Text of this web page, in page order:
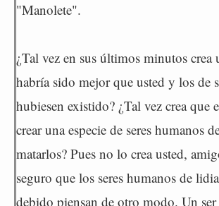
"Manolete".
¿Tal vez en sus últimos minutos crea
habría sido mejor que usted y los de
hubiesen existido? ¿Tal vez crea que
crear una especie de seres humanos
matarlos? Pues no lo crea usted,
seguro que los seres humanos de
debido piensan de otro modo. Un